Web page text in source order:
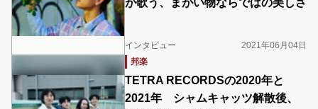
が歌う、まがい物ならではの美しさ
インタビュー
2021年06月04日
邦楽
TETRA RECORDSの2020年と
2021年 シャムキャッツ解散後、